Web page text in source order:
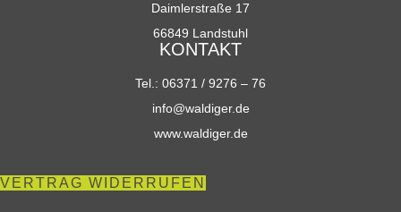
Daimlerstraße 17
66849 Landstuhl
KONTAKT
Tel.: 06371 / 9276 – 76
info@waldiger.de
www.waldiger.de
VERTRAG WIDERRUFEN